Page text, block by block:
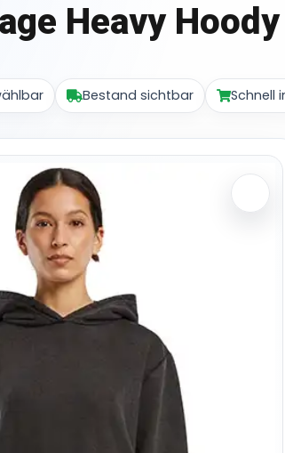
Heavy Hoody
Bestand sichtbar Schnell